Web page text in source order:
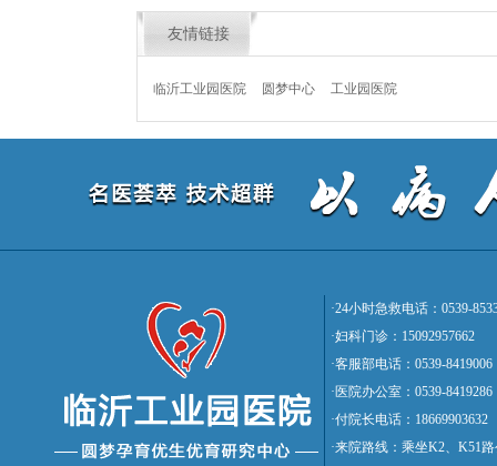
友情链接
临沂工业园医院 圆梦中心 工业园医院
·24小时急救电话：0539-
·妇科门诊：15092957662
·客服部电话：0539-8419006
·医院办公室：0539-8419286
·付院长电话：18669903632
·来院路线：乘坐K2、K51